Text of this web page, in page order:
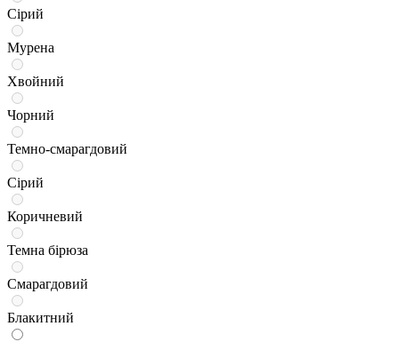
Сірий
Мурена
Хвойний
Чорний
Темно-смарагдовий
Сірий
Коричневий
Темна бірюза
Смарагдовий
Блакитний